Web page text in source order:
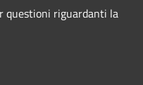
questioni riguardanti la